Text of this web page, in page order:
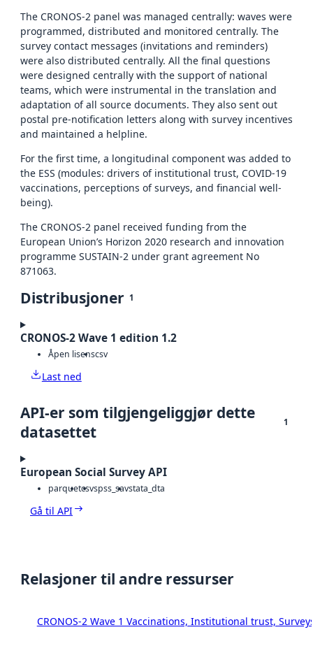
The CRONOS-2 panel was managed centrally: waves were
programmed, distributed and monitored centrally. The
survey contact messages (invitations and reminders)
were also distributed centrally. All the final questions
were designed centrally with the support of national
teams, which were instrumental in the translation and
adaptation of all source documents. They also sent out
postal pre-notification letters along with survey incentives
and maintained a helpline.
For the first time, a longitudinal component was added to
the ESS (modules: drivers of institutional trust, COVID-19
vaccinations, perceptions of surveys, and financial well-
being).
The CRONOS-2 panel received funding from the
European Union’s Horizon 2020 research and innovation
programme SUSTAIN-2 under grant agreement No
871063.
Distribusjoner 1
CRONOS-2 Wave 1 edition 1.2
Åpen lisenscsv
Last ned
API-er som tilgjengeliggjør dette
datasettet
1
European Social Survey API
parquetcsvspss_savstata_dta
Gå til API
Relasjoner til andre ressurser
CRONOS-2 Wave 1 Vaccinations, Institutional trust,